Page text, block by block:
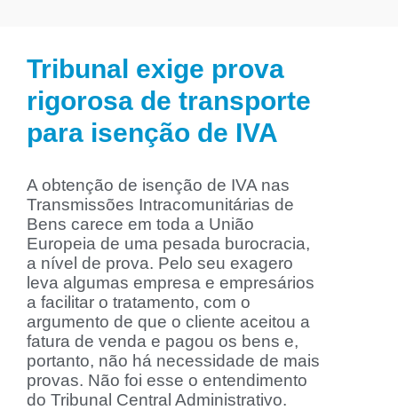
Tribunal exige prova
rigorosa de transporte
para isenção de IVA
A obtenção de isenção de IVA nas
Transmissões Intracomunitárias de
Bens carece em toda a União
Europeia de uma pesada burocracia,
a nível de prova. Pelo seu exagero
leva algumas empresa e empresários
a facilitar o tratamento, com o
argumento de que o cliente aceitou a
fatura de venda e pagou os bens e,
portanto, não há necessidade de mais
provas. Não foi esse o entendimento
do Tribunal Central Administrativo.